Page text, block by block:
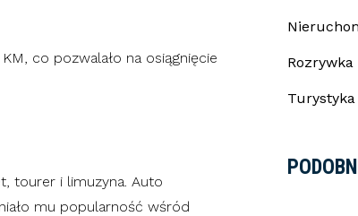
co pozwalało na osiągnięcie
tourer i limuzyna. Auto
mu popularność wśród
Rozrywka
Turystyka